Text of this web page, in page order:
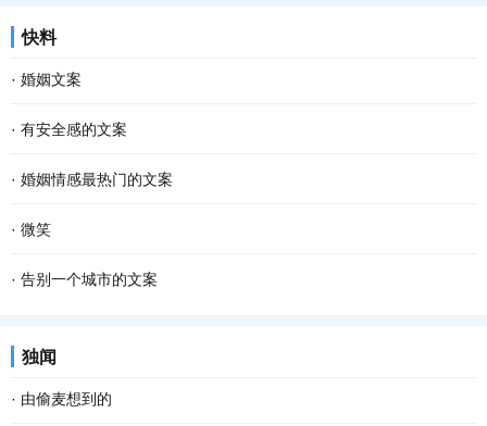
快料
· 婚姻文案
· 有安全感的文案
· 婚姻情感最热门的文案
· 微笑
· 告别一个城市的文案
独闻
· 由偷麦想到的